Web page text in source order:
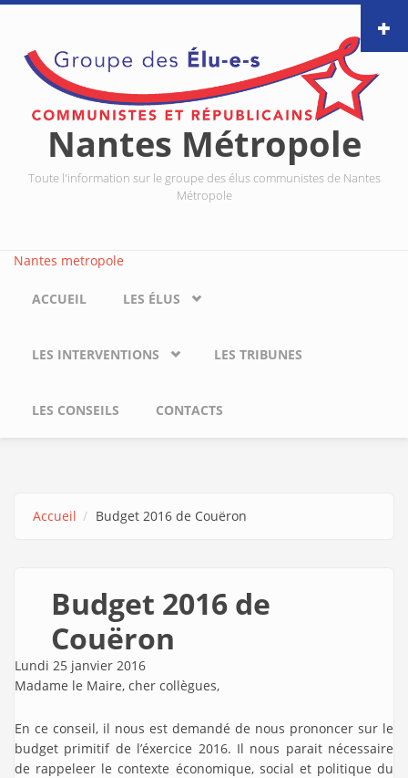
Aller au contenu principal
Nantes Métropole
Toute l'information sur le groupe des élus communistes de Nantes
Métropole
Nantes metropole
ACCUEIL LES ÉLUS
LES INTERVENTIONS LES TRIBUNES
LES CONSEILS CONTACTS
Accueil Budget 2016 de Couëron
Budget 2016 de
Couëron
Lundi 25 janvier 2016
Madame le Maire, cher collègues,
En ce conseil, il nous est demandé de nous prononcer sur le
budget primitif de l’éxercice 2016. Il nous parait nécessaire
de rappeleer le contexte économique, social et politique du